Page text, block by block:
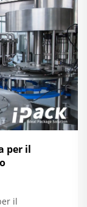
per il
il